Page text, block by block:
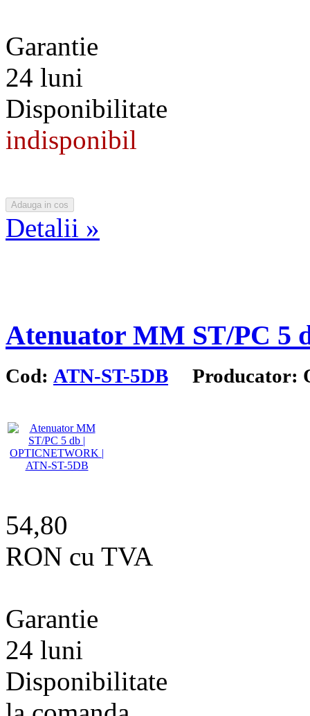
Garantie
24 luni
Disponibilitate
indisponibil
Detalii »
Atenuator MM ST/PC 5
Cod: ATN-ST-5DB Producator:
54,80
RON cu TVA
Garantie
24 luni
Disponibilitate